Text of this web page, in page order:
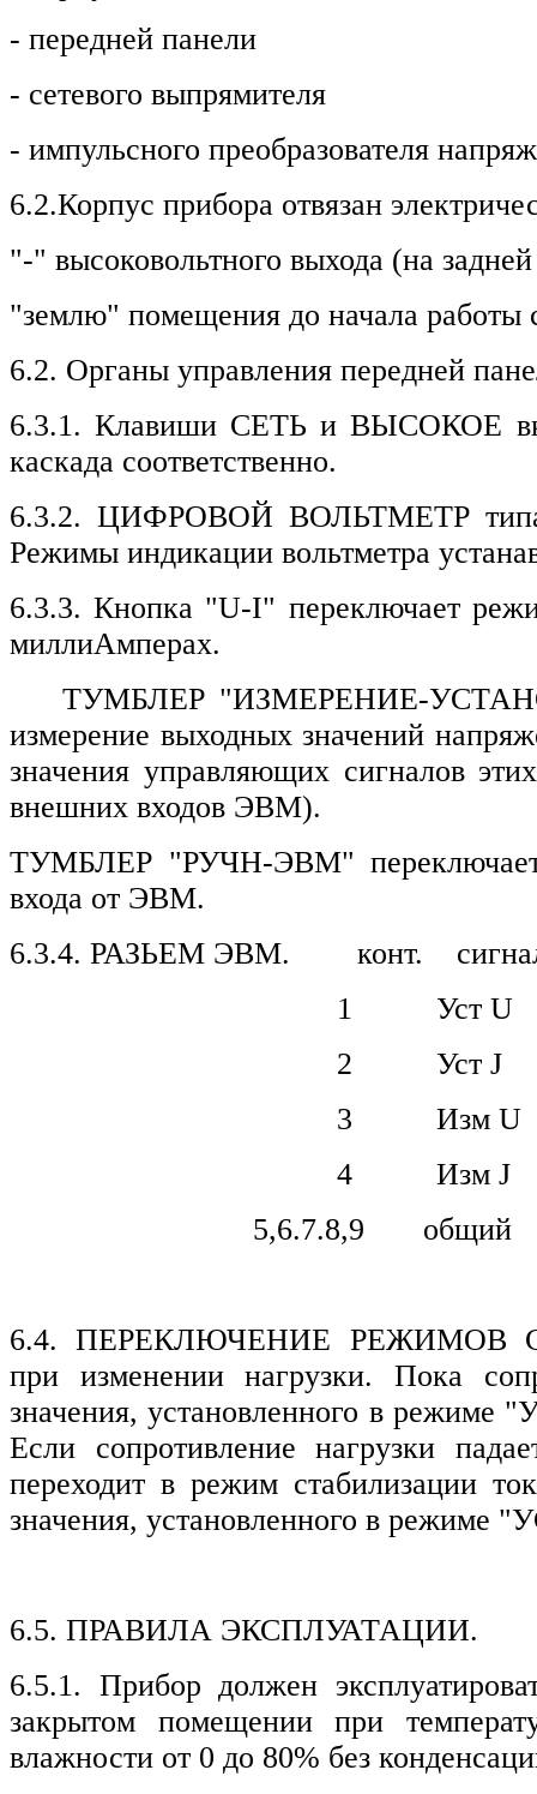
- передней панели
- сетевого выпрямителя
- импульсного преобразователя
6.2.Корпус прибора отвязан
"-" высоковольтного выхода (на
"землю" помещения до начала работы
6.2. Органы управления передней
6.3.1. Клавиши СЕТЬ и ВЫСОКОЕ
каскада соответственно.
6.3.2. ЦИФРОВОЙ ВОЛЬТМЕТР типа
Режимы индикации вольтметра
6.3.3. Кнопка "U-I" переключает
миллиАмперах.
ТУМБЛЕР "ИЗМЕРЕНИЕ-
измерение выходных значений
значения управляющих сигналов
внешних входов ЭВМ).
ТУМБЛЕР "РУЧН-ЭВМ" переключает
входа от ЭВМ.
6.3.4. РАЗЬЕМ ЭВМ. конт.
1 Уст U
2 Уст J
3 Изм U
4 Изм J
5,6.7.8,9 общий
6.4. ПЕРЕКЛЮЧЕНИЕ РЕЖИМОВ
при изменении нагрузки. Пока
значения, установленного в
Если сопротивление нагрузки
переходит в режим стабилизации
значения, установленного в
6.5. ПРАВИЛА ЭКСПЛУАТАЦИИ.
6.5.1. Прибор должен
закрытом помещении при
влажности от 0 до 80% без